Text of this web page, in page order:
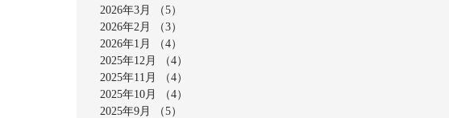
2026年3月
（5）
2026年2月
（3）
2026年1月
（4）
2025年12月
（4）
2025年11月
（4）
2025年10月
（4）
2025年9月
（5）